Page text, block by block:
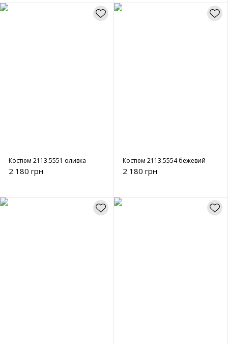
Костюм 2113.5551 оливка
2 180 грн
Костюм 2113.5554 бежевий
2 180 грн